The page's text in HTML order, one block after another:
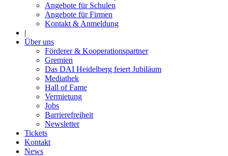
Angebote für Schulen
Angebote für Firmen
Kontakt & Anmeldung
|
Über uns
Förderer & Kooperationspartner
Gremien
Das DAI Heidelberg feiert Jubiläum
Mediathek
Hall of Fame
Vermietung
Jobs
Barrierefreiheit
Newsletter
Tickets
Kontakt
News